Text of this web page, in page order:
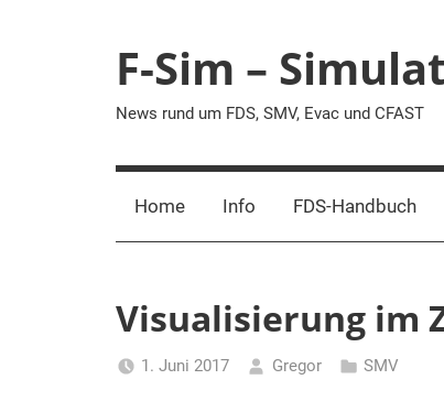
F-Sim –
News rund um FDS, SMV, Evac und CFAST
Home Info FDS-Handbuch
Visualisierung im
1. Juni 2017 Gregor SMV